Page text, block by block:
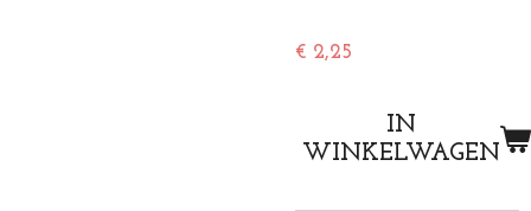
€ 2,25
IN
WINKELWAGEN